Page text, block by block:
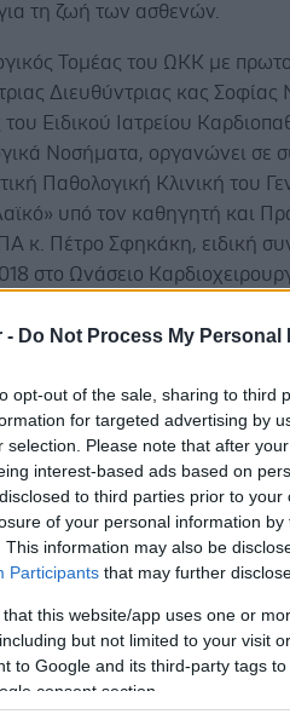
- Do Not Process My Personal
opt-out of the sale, sharing to third
for targeted advertising by
selection. Please note that after
interest-based ads based on
to third parties prior to
of your personal information
This information may also be
Participants that may further
that this website/app uses one or
but not limited to your visit
to Google and its third-party tags
consent section.
τη ζωή των ασθενών.
Τομέας του ΩΚΚ με
Διευθύντριας κας
Ειδικού Ιατρείου
Νοσήματα, οργανώνει σε
Παθολογική Κλινική του
υπό τον καθηγητή και
κ. Πέτρο Σφηκάκη, ειδική
στο Ωνάσειο
είναι η ενημέρωση
επιπλοκές της νόσου. Στην
ο καθηγητής
της Φλωρεντίας, ο οποίος
στη μελέτη του
διεθνούς εμβέλειας Eλληνες
οι οποίοι θα καταθέσουν
νέες ερευνητικές ιδέες.
προωθήσει την έρευνα στο
καθώς και τη συνεργασία
σε ελληνικό και διεθνές